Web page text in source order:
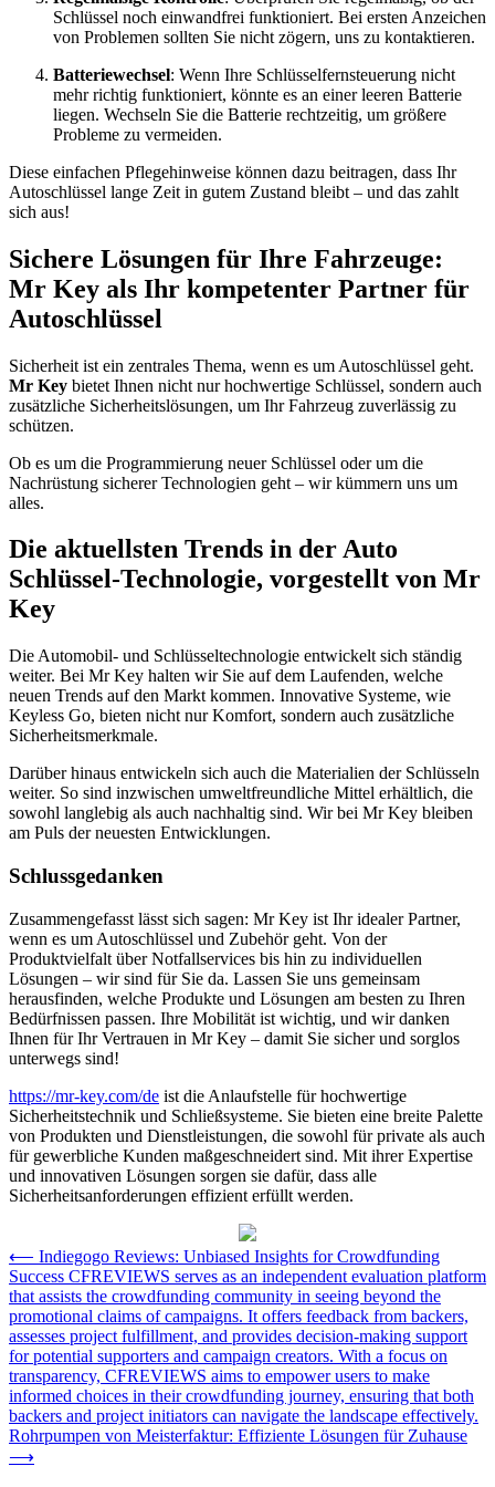
Schlüssel noch einwandfrei funktioniert. Bei ersten Anzeichen
von Problemen sollten Sie nicht zögern, uns zu kontaktieren.
Batteriewechsel: Wenn Ihre Schlüsselfernsteuerung nicht
mehr richtig funktioniert, könnte es an einer leeren Batterie
liegen. Wechseln Sie die Batterie rechtzeitig, um größere
Probleme zu vermeiden.
Diese einfachen Pflegehinweise können dazu beitragen, dass Ihr
Autoschlüssel lange Zeit in gutem Zustand bleibt – und das zahlt
sich aus!
Sichere Lösungen für Ihre Fahrzeuge:
Mr Key als Ihr kompetenter Partner für
Autoschlüssel
Sicherheit ist ein zentrales Thema, wenn es um Autoschlüssel geht.
Mr Key bietet Ihnen nicht nur hochwertige Schlüssel, sondern auch
zusätzliche Sicherheitslösungen, um Ihr Fahrzeug zuverlässig zu
schützen.
Ob es um die Programmierung neuer Schlüssel oder um die
Nachrüstung sicherer Technologien geht – wir kümmern uns um
alles.
Die aktuellsten Trends in der Auto
Schlüssel-Technologie, vorgestellt von Mr
Key
Die Automobil- und Schlüsseltechnologie entwickelt sich ständig
weiter. Bei Mr Key halten wir Sie auf dem Laufenden, welche
neuen Trends auf den Markt kommen. Innovative Systeme, wie
Keyless Go, bieten nicht nur Komfort, sondern auch zusätzliche
Sicherheitsmerkmale.
Darüber hinaus entwickeln sich auch die Materialien der Schlüsseln
weiter. So sind inzwischen umweltfreundliche Mittel erhältlich, die
sowohl langlebig als auch nachhaltig sind. Wir bei Mr Key bleiben
am Puls der neuesten Entwicklungen.
Schlussgedanken
Zusammengefasst lässt sich sagen: Mr Key ist Ihr idealer Partner,
wenn es um Autoschlüssel und Zubehör geht. Von der
Produktvielfalt über Notfallservices bis hin zu individuellen
Lösungen – wir sind für Sie da. Lassen Sie uns gemeinsam
herausfinden, welche Produkte und Lösungen am besten zu Ihren
Bedürfnissen passen. Ihre Mobilität ist wichtig, und wir danken
Ihnen für Ihr Vertrauen in Mr Key – damit Sie sicher und sorglos
unterwegs sind!
https://mr-key.com/de ist die Anlaufstelle für hochwertige
Sicherheitstechnik und Schließsysteme. Sie bieten eine breite Palette
von Produkten und Dienstleistungen, die sowohl für private als auch
für gewerbliche Kunden maßgeschneidert sind. Mit ihrer Expertise
und innovativen Lösungen sorgen sie dafür, dass alle
Sicherheitsanforderungen effizient erfüllt werden.
Post
navigation
⟵ Indiegogo Reviews: Unbiased Insights for Crowdfunding
Success CFREVIEWS serves as an independent evaluation platform
that assists the crowdfunding community in seeing beyond the
promotional claims of campaigns. It offers feedback from backers,
assesses project fulfillment, and provides decision-making support
for potential supporters and campaign creators. With a focus on
transparency, CFREVIEWS aims to empower users to make
informed choices in their crowdfunding journey, ensuring that both
backers and project initiators can navigate the landscape effectively.
Rohrpumpen von Meisterfaktur: Effiziente Lösungen für Zuhause
⟶